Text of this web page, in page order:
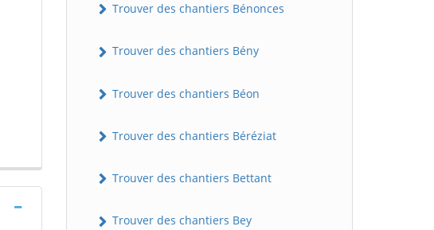
Trouver des chantiers Bénonces
Trouver des chantiers Bény
Trouver des chantiers Béon
Trouver des chantiers Béréziat
Trouver des chantiers Bettant
Trouver des chantiers Bey